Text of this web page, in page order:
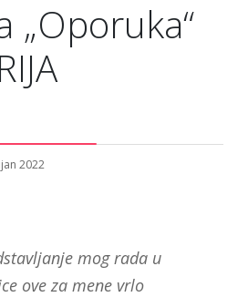
„Oporuka“
2022
mog rada u
ove za mene vrlo